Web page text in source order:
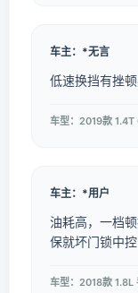
车主：*无言
低速换挡有挫
车型：2019款 1.4T
车主：*用户
油耗高，一档
保就坏门锁中
车型：2018款 1.8L